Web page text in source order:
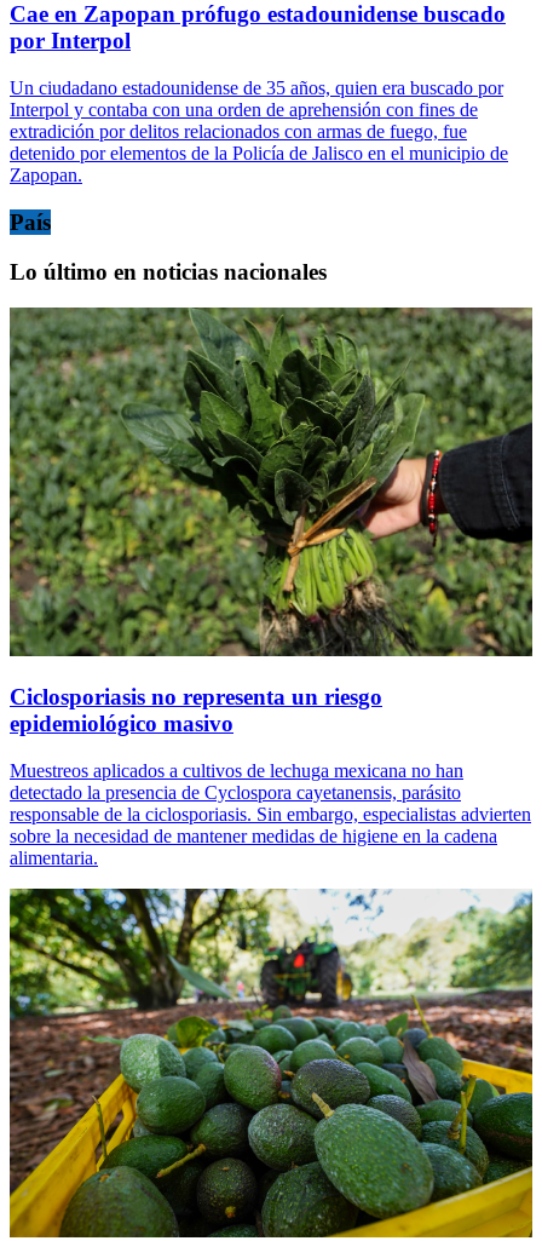
Cae en Zapopan prófugo estadounidense buscado
por Interpol
Un ciudadano estadounidense de 35 años, quien era buscado por
Interpol y contaba con una orden de aprehensión con fines de
extradición por delitos relacionados con armas de fuego, fue
detenido por elementos de la Policía de Jalisco en el municipio de
Zapopan.
País
Lo último en noticias nacionales
Ciclosporiasis no representa un riesgo
epidemiológico masivo
Muestreos aplicados a cultivos de lechuga mexicana no han
detectado la presencia de Cyclospora cayetanensis, parásito
responsable de la ciclosporiasis. Sin embargo, especialistas advierten
sobre la necesidad de mantener medidas de higiene en la cadena
alimentaria.